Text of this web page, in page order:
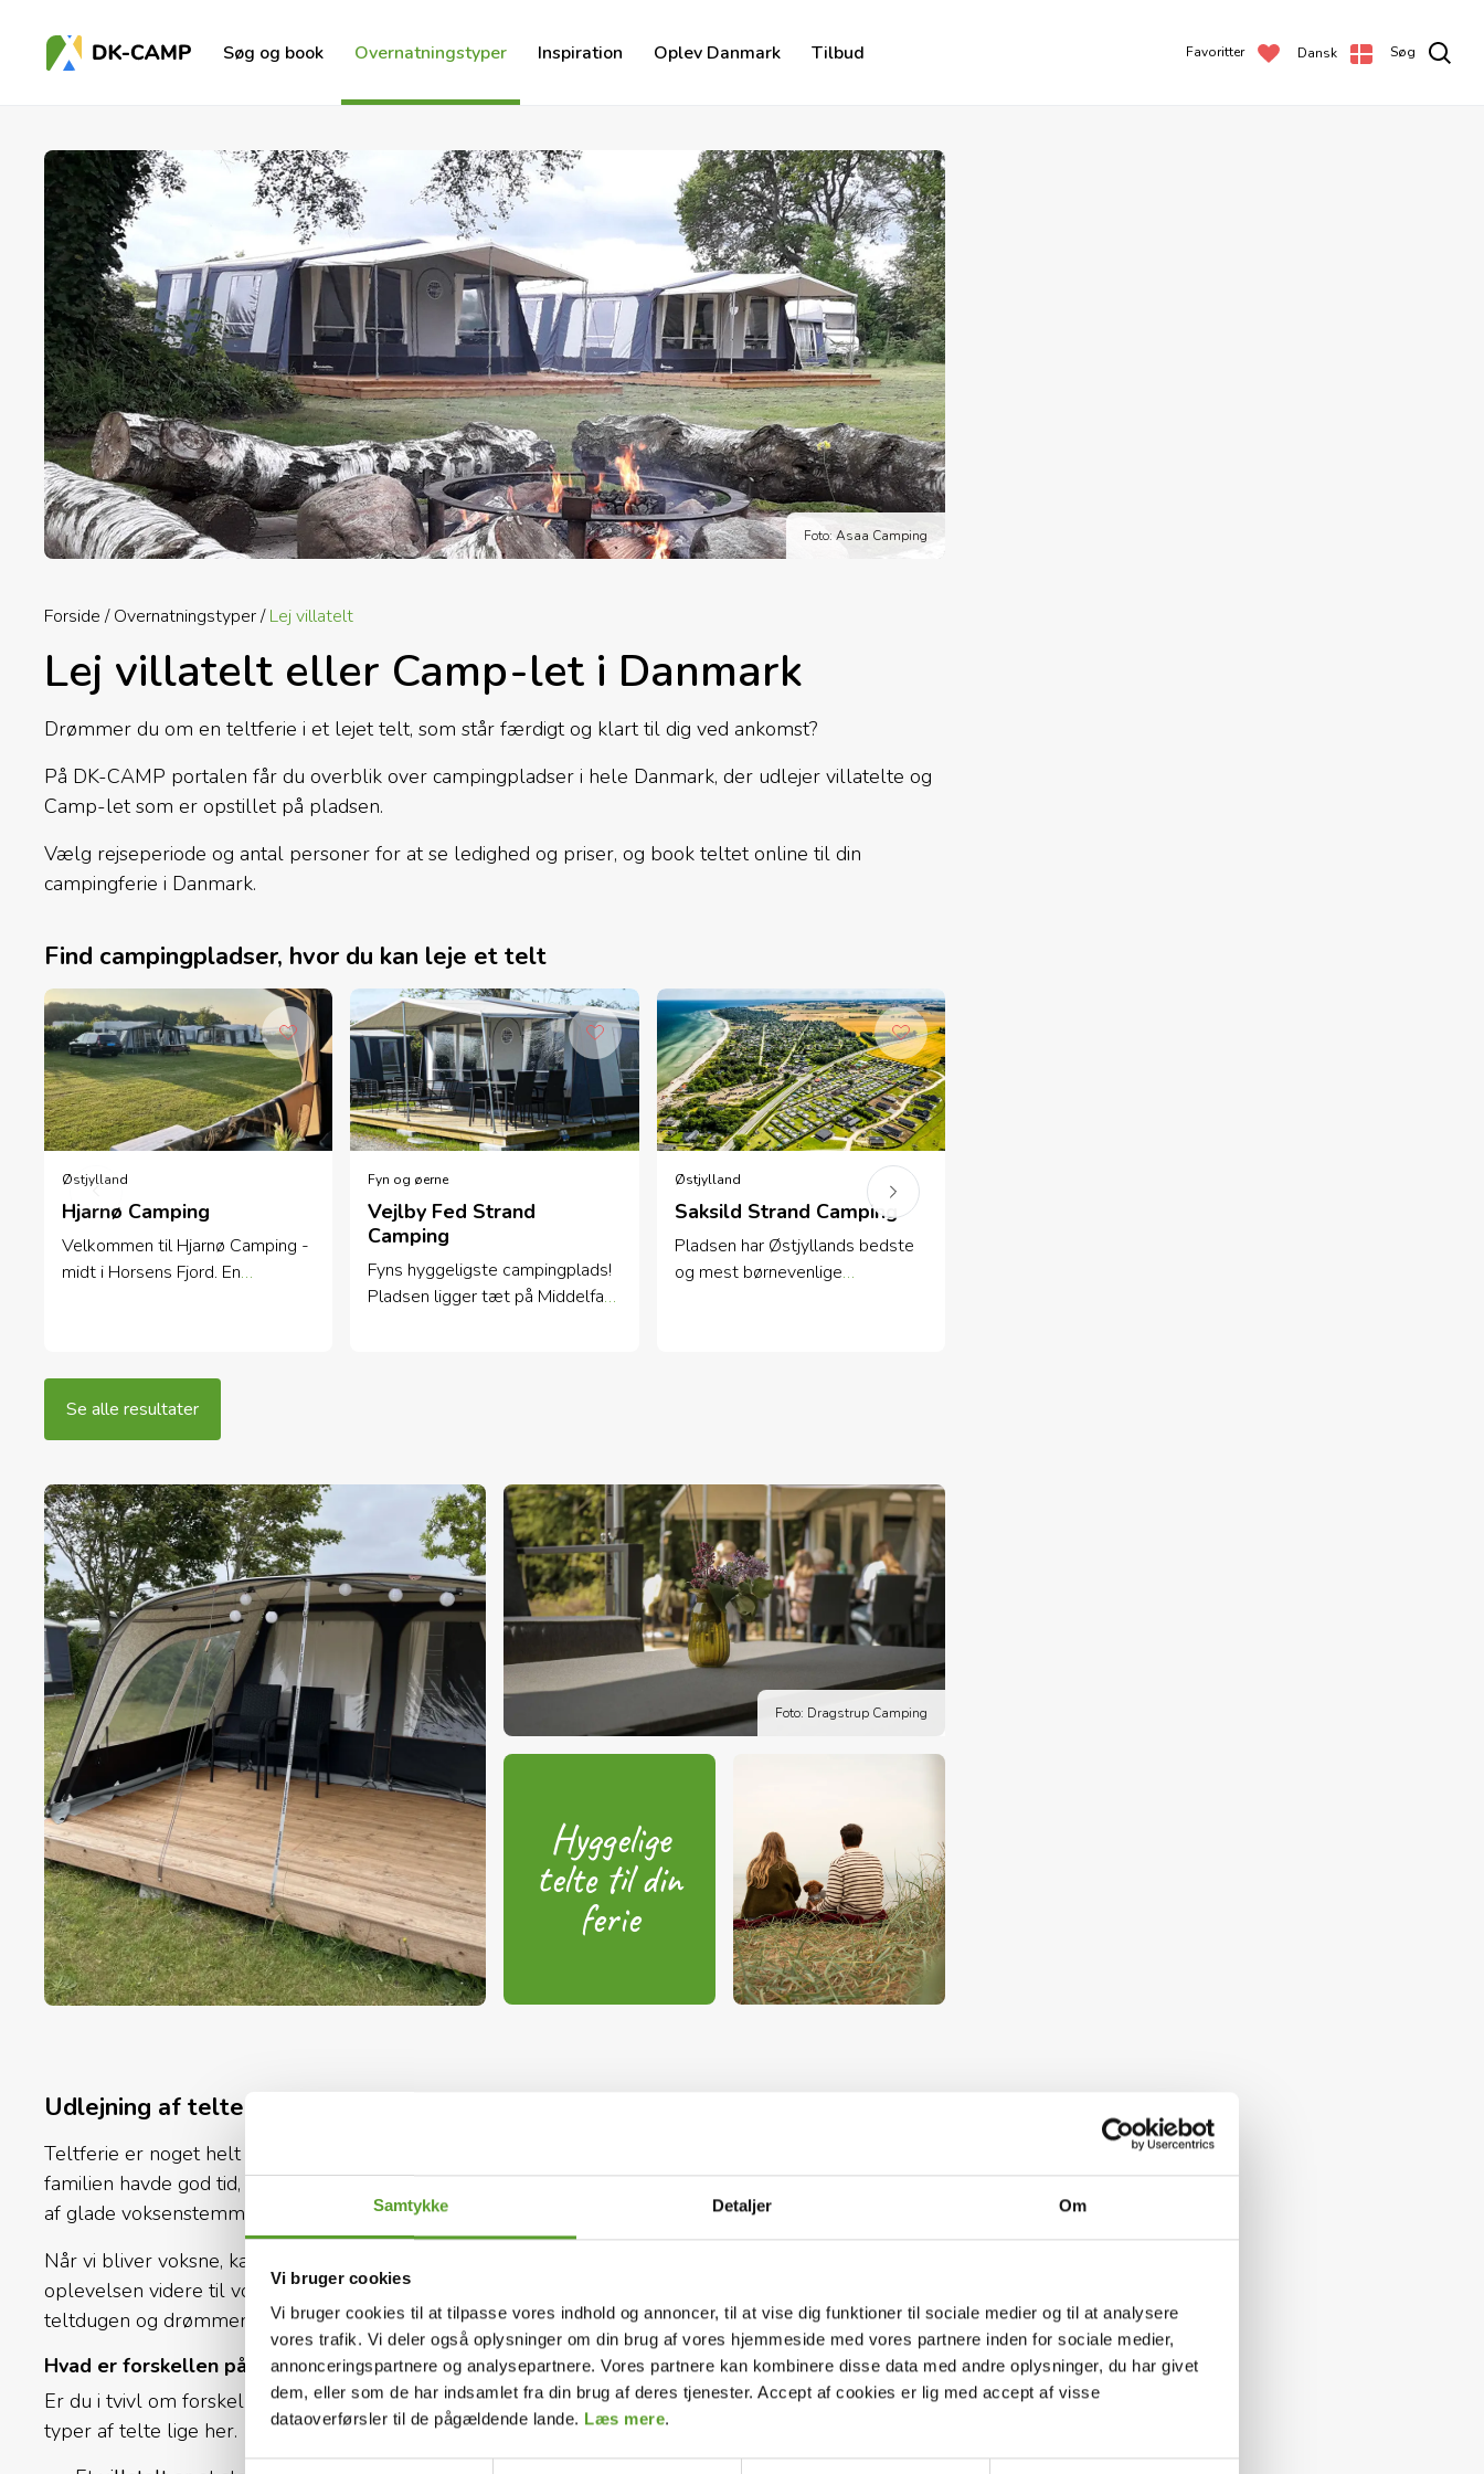
Samtykke Detaljer Om
Vi bruger cookies
Vi bruger cookies til at tilpasse vores indhold og annoncer, til at vise dig funktioner til sociale medier og til at analysere
vores trafik. Vi deler også oplysninger om din brug af vores hjemmeside med vores partnere inden for sociale medier,
annonceringspartnere og analysepartnere. Vores partnere kan kombinere disse data med andre oplysninger, du har givet
dem, eller som de har indsamlet fra din brug af deres tjenester. Accept af cookies er lig med accept af visse
dataoverførsler til de pågældende lande. Læs mere.
Samtykkevalg
Favoritter
Søg og book Overnatningstyper Inspiration Oplev Danmark Tilbud Dansk Søg
Foto: Asaa Camping
Forside Overnatningstyper Lej villatelt
Lej villatelt eller Camp-let i Danmark
Drømmer du om en teltferie i et lejet telt, som står færdigt og klart til dig ved ankomst?
På DK-CAMP portalen får du overblik over campingpladser i hele Danmark, der udlejer villatelte og
Camp-let som er opstillet på pladsen.
Vælg rejseperiode og antal personer for at se ledighed og priser, og book teltet online til din
campingferie i Danmark.
Find campingpladser, hvor du kan leje et telt
Østjylland
Hjarnø Camping
Velkommen til Hjarnø Camping -
midt i Horsens Fjord. En
Fyn og øerne
Vejlby Fed Strand
Camping
Fyns hyggeligste campingplads!
Pladsen ligger tæt på Middelfart,
Østjylland
Saksild Strand Camping
Pladsen har Østjyllands bedste
og mest børnevenlige
Se alle resultater
Foto: Dragstrup Camping
Hyggelige
telte til din
ferie
Udlejning af telte til teltferie i hele Danmark
Teltferie er noget helt særligt. Typisk er teltferie noget, vi mindes fra barndommens somre, hvor hele
familien havde god tid, hvor himlen og friheden synes uendelig, og hvor vi kunne falde i søvn til lyden
af glade voksenstemmer og dæmpet lys fra lommelygter, lyskæder og lanterner.
Når vi bliver voksne, kan vi længes efter at genopleve samme følelse og ikke mindst efter at give
oplevelsen videre til vores egne børn. Camping i telt er bare noget helt særligt. Det er frisk luft under
teltdugen og drømmen om det enkle liv. Om at komme tæt på naturen og tæt på hinanden.
Hvad er forskellen på villatelte og Camp-let?
Er du i tvivl om forskellen på de forskellige telttyper? Så får du en kort forklaring på de forskellige
typer af telte lige her.